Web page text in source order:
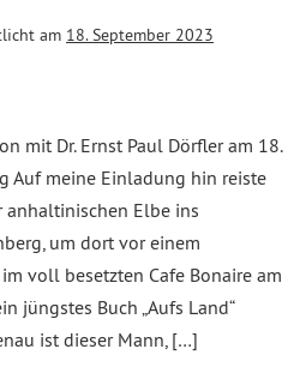
am 18. September 2023
mit Dr. Ernst Paul Dörfler am 18.
Auf meine Einladung hin reiste
anhaltinischen Elbe ins
um dort vor einem
voll besetzten Cafe Bonaire am
jüngstes Buch „Aufs Land“
ist dieser Mann, […]